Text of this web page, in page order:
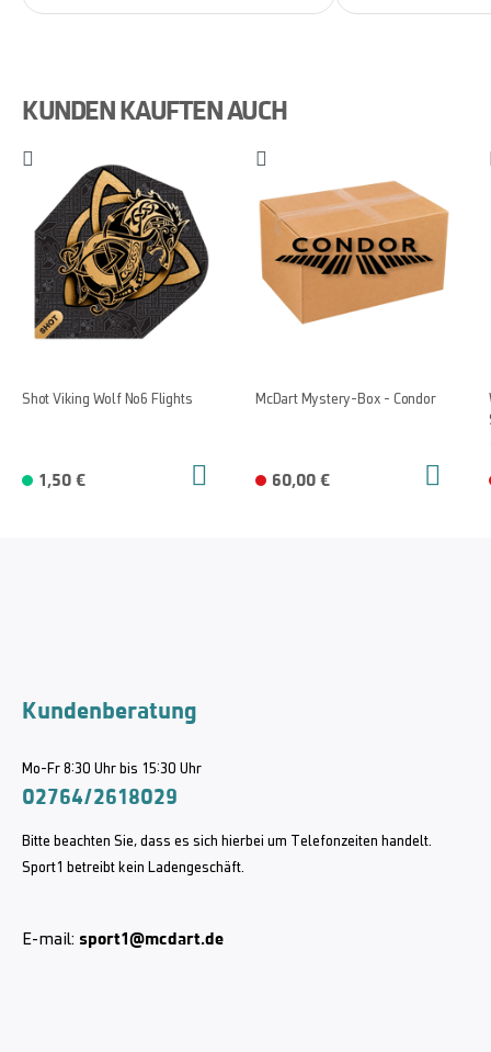
KUNDEN KAUFTEN AUCH
Shot Viking Wolf No6 Flights
1,50 €
McDart Mystery-Box - Condor
60,00 €
Kundenberatung
Mo-Fr 8:30 Uhr bis 15:30 Uhr
02764/2618029
Bitte beachten Sie, dass es sich hierbei um Telefonzeiten handelt.
Sport1 betreibt kein Ladengeschäft.
E-mail: sport1@mcdart.de